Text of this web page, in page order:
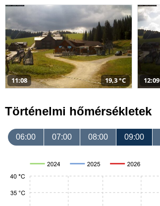
11:08 19,3 °C 12:09
Történelmi hőmérsékletek
06:00 07:00 08:00 09:00